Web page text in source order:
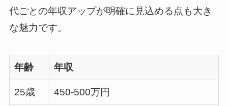
代ごとの年収アップが明確に見込める点も大き
な魅力です。
年齢 年収
25歳 450-500万円